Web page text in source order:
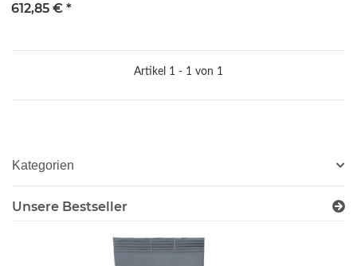
612,85 € *
Artikel 1 - 1 von 1
Kategorien
Unsere Bestseller